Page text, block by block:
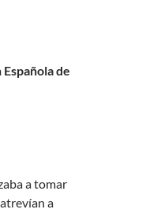
de
a tomar
a